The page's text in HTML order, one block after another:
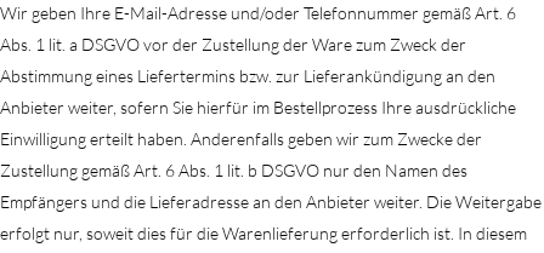
Wir geben Ihre E-Mail-Adresse und/oder Telefonnummer gemäß Art. 6
Abs. 1 lit. a DSGVO vor der Zustellung der Ware zum Zweck der
Abstimmung eines Liefertermins bzw. zur Lieferankündigung an den
Anbieter weiter, sofern Sie hierfür im Bestellprozess Ihre ausdrückliche
Einwilligung erteilt haben. Anderenfalls geben wir zum Zwecke der
Zustellung gemäß Art. 6 Abs. 1 lit. b DSGVO nur den Namen des
Empfängers und die Lieferadresse an den Anbieter weiter. Die Weitergabe
erfolgt nur, soweit dies für die Warenlieferung erforderlich ist. In diesem